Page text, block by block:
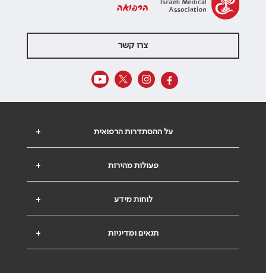
הרפואה
צרו קשר
+ על ההסתדרות הרפואית
+ פעולות מהירות
+ לוחות מידע
+ תנאים ומדיניות